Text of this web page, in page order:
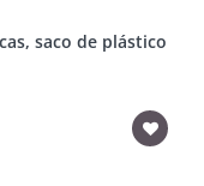
saco de plástico